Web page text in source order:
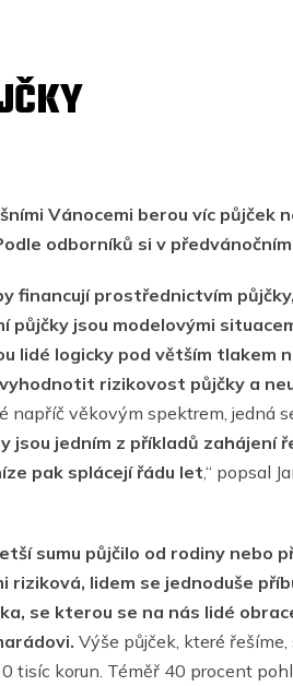
Vánocemi berou víc půjček
odborníků si v
financují prostřednictvím
půjčky jsou modelovými
lidé logicky pod větším tlakem
rizikovost půjčky a
napříč věkovým spektrem, jedná
jsou jedním z příkladů
pak splácejí řádu let,“ popsal
sumu půjčilo od rodiny nebo
riziková, lidem se jednoduše
se kterou se na nás lidé
Výše půjček, které
tisíc korun. Téměř 40 procent